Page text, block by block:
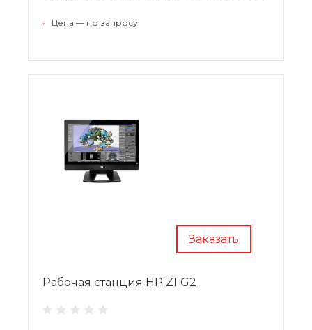
• Цена — по запросу
Заказать
Рабочая станция HP Z1 G2